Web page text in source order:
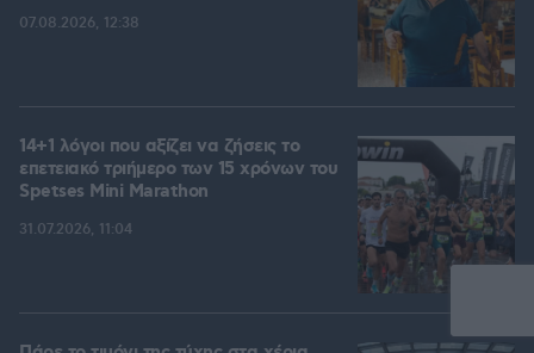
07.08.2026, 12:38
14+1 λόγοι που αξίζει να ζήσεις το
επετειακό τριήμερο των 15 χρόνων του
Spetses Mini Marathon
31.07.2026, 11:04